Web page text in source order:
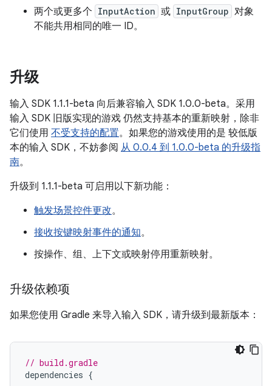
两个或更多个 InputAction 或 InputGroup 对象
不能共用相同的唯一 ID。
升级
输入 SDK 1.1.1-beta 向后兼容输入 SDK 1.0.0-beta。采用
输入 SDK 旧版实现的游戏 仍然支持基本的重新映射，除非
它们使用 不受支持的配置。如果您的游戏使用的是 较低版
本的输入 SDK，不妨参阅 从 0.0.4 到 1.0.0-beta 的升级指
南。
升级到 1.1.1-beta 可启用以下新功能：
触发场景控件更改。
接收按键映射事件的通知。
按操作、组、上下文或映射停用重新映射。
升级依赖项
如果您使用 Gradle 来导入输入 SDK，请升级到最新版本：
// build.gradle
dependencies {